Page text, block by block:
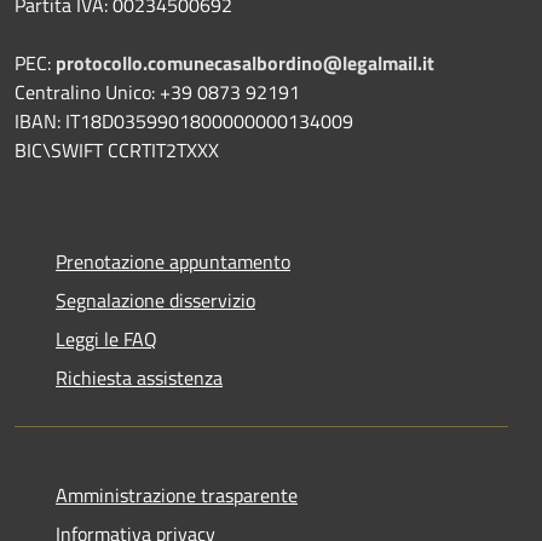
PEC: protocollo.comunecasalbordino@legalmail.it
Centralino Unico: +39 0873 92191
IBAN: IT18D0359901800000000134009
BIC\SWIFT CCRTIT2TXXX
Prenotazione appuntamento
Segnalazione disservizio
Leggi le FAQ
Richiesta assistenza
Amministrazione trasparente
Informativa privacy